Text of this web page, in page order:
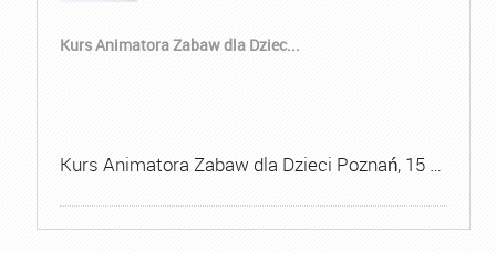
Kurs Animatora Zabaw dla Dziec...
Kurs Animatora Zabaw dla Dzieci Poznań, 15 …